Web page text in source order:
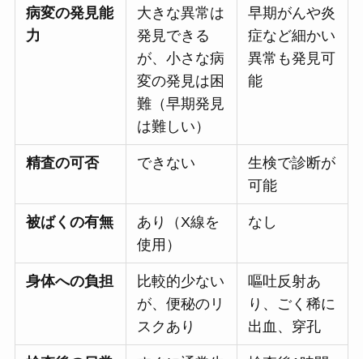
病変の発見能
力
大きな異常は
発見できる
が、小さな病
変の発見は困
難（早期発見
は難しい）
早期がんや炎
症など細かい
異常も発見可
能
精査の可否 できない
生検で診断が
可能
被ばくの有無
あり（X線を
使用）
なし
身体への負担
比較的少ない
が、便秘のリ
スクあり
嘔吐反射あ
り、ごく稀に
出血、穿孔